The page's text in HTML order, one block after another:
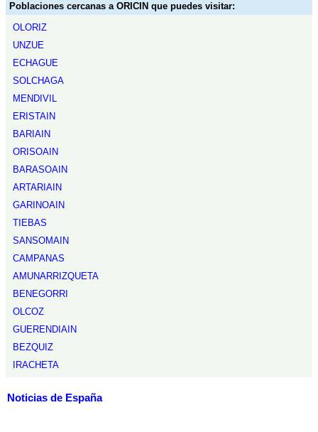
Poblaciones cercanas a ORICIN que puedes visitar:
OLORIZ
UNZUE
ECHAGUE
SOLCHAGA
MENDIVIL
ERISTAIN
BARIAIN
ORISOAIN
BARASOAIN
ARTARIAIN
GARINOAIN
TIEBAS
SANSOMAIN
CAMPANAS
AMUNARRIZQUETA
BENEGORRI
OLCOZ
GUERENDIAIN
BEZQUIZ
IRACHETA
Noticias de España